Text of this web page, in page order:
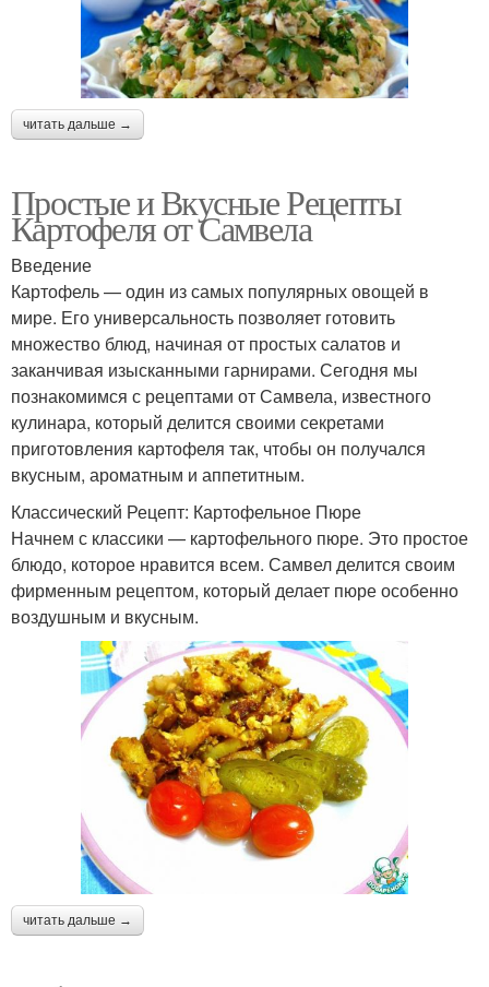
читать дальше →
Простые и Вкусные Рецепты
Картофеля от Самвела
Введение
Картофель — один из самых популярных овощей в
мире. Его универсальность позволяет готовить
множество блюд, начиная от простых салатов и
заканчивая изысканными гарнирами. Сегодня мы
познакомимся с рецептами от Самвела, известного
кулинара, который делится своими секретами
приготовления картофеля так, чтобы он получался
вкусным, ароматным и аппетитным.
Классический Рецепт: Картофельное Пюре
Начнем с классики — картофельного пюре. Это простое
блюдо, которое нравится всем. Самвел делится своим
фирменным рецептом, который делает пюре особенно
воздушным и вкусным.
читать дальше →